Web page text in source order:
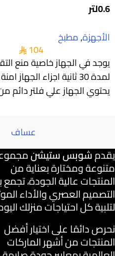
0.6لتر
الأجهزة,مطبخ
104
يوجد في الجهاز خاصية منع
لمدة 30 ثانية اجزاء
يحتوي الجهاز علي فلتر دائم
عساف
يقدمشوبس ستيشن
متنوعة ومختارة بعناية من
المنتجات عالية الجودة، تجمع
التصميم العصري والأداء
لتلبية كل احتياجات منزلك
نحرص دائمًا على اختيار أفضل
المنتجات من أشهر الماركات